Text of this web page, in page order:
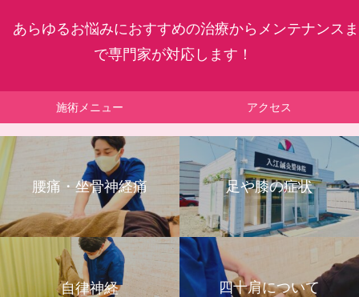
あらゆるお悩みにおすすめの治療からメンテナンスま
で専門家が対応します！
施術メニュー アクセス
腰痛・坐骨神経痛 足や膝の症状
自律神経 四十肩について